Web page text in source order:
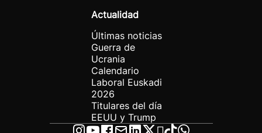
Actualidad
Últimas noticias
Guerra de
Ucrania
Calendario
Laboral Euskadi
2026
Titulares del día
EEUU y Trump